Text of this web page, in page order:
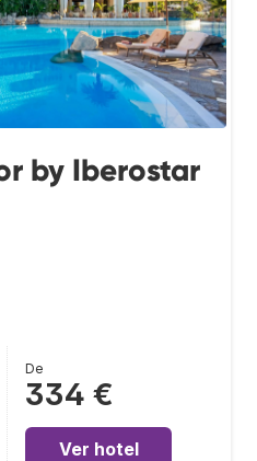
by Iberostar
De
334 €
Ver hotel